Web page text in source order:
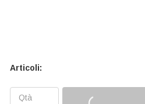
Articoli: